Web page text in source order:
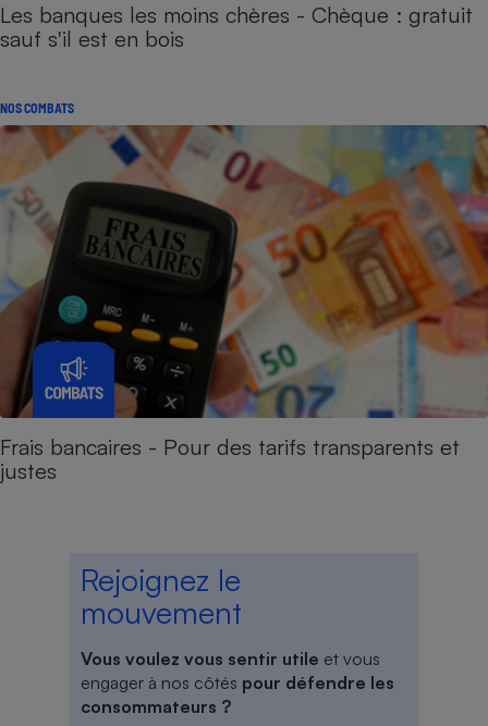
Les banques les moins chères - Chèque : gratuit
sauf s'il est en bois
NOS COMBATS
Frais bancaires - Pour des tarifs transparents et
justes
Rejoignez le
mouvement
Vous voulez vous sentir utile et vous
engager à nos côtés pour défendre les
consommateurs ?